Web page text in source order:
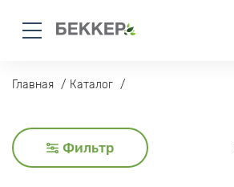
Главная Каталог
Фильтр